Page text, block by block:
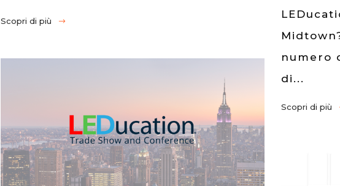
Scopri di più
numero
di...
Scopri di più